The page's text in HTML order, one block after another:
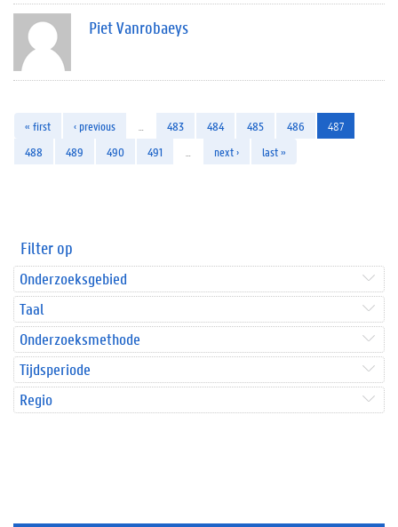
Piet Vanrobaeys
« first ‹ previous 483 484 485 486
487
488
489 490 491 next › last »
Filter op
Onderzoeksgebied
Taal
Onderzoeksmethode
Tijdsperiode
Regio